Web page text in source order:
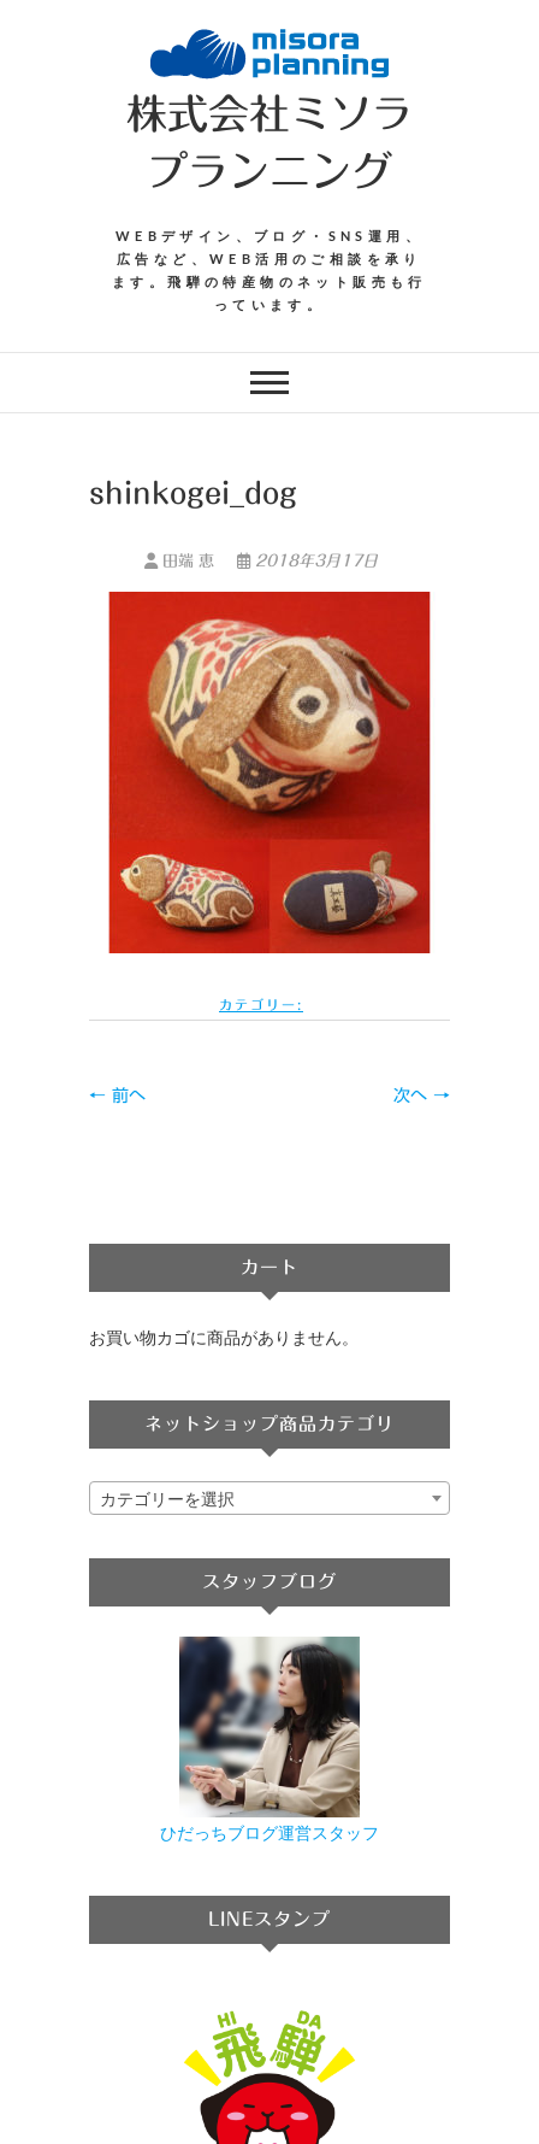
株式会社ミソラ
プランニング
WEBデザイン、ブログ・SNS運用、
広告など、WEB活用のご相談を承り
ます。飛騨の特産物のネット販売も行
っています。
shinkogei_dog
田端 恵 2018年3月17日
カテゴリー:
← 前へ 次へ →
カート
お買い物カゴに商品がありません。
ネットショップ商品カテゴリ
カテゴリーを選択
スタッフブログ
ひだっちブログ運営スタッフ
LINEスタンプ